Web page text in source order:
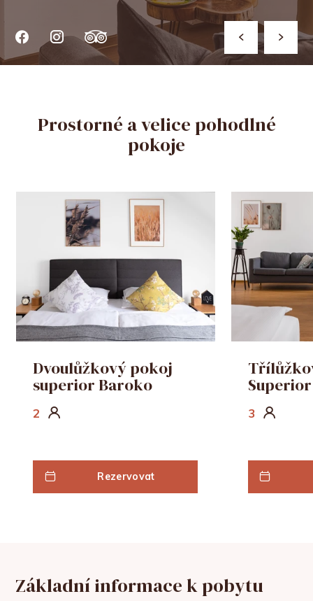
Prostorné a velice pohodlné
pokoje
Dvoulůžkový pokoj
superior Baroko
2
Rezervovat
Superior
3
Základní informace k pobytu